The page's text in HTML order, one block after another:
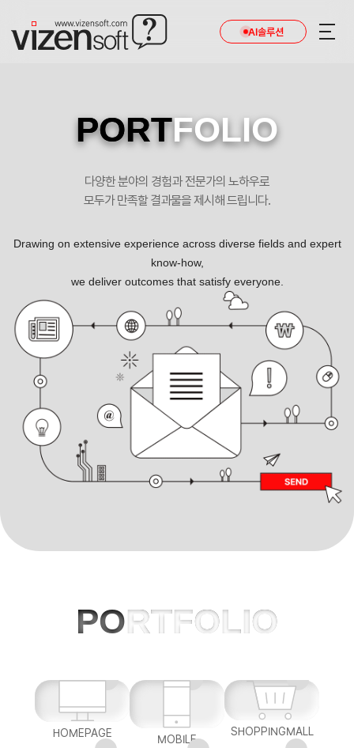
AI솔루션
경남대학교산학협력단 포트폴리오
PORTFOLIO
다양한 분야의 경험과 전문가의 노하우로
모두가 만족할 결과물을 제시해 드립니다.
Drawing on extensive experience across diverse fields and expert
know-how,
we deliver outcomes that satisfy everyone.
PORTFOLIO
HOMEPAGE MOBILE
SHOPPINGMALL